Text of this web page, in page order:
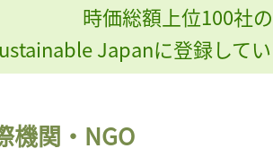
時価総額上位100社
Japanに登録して
機関・NGO